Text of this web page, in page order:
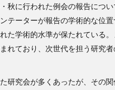
秋に行われた例会の報告につ
テーターが報告の学術的な位
た学術的水準が保たれている
れており、次世代を担う研究
研究会が多くあったが、その関